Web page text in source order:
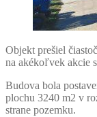
Objekt prešiel
na akékoľvek akcie
Budova bola
plochu 3240 m2 v
strane pozemku.